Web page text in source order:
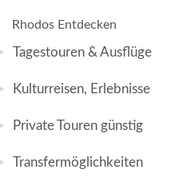
Rhodos Entdecken
Tagestouren & Ausflüge
Kulturreisen, Erlebnisse
Private Touren günstig
Transfermöglichkeiten